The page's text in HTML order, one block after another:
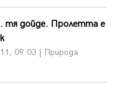
тя дойде. Пролетта е
09:03 | Природа